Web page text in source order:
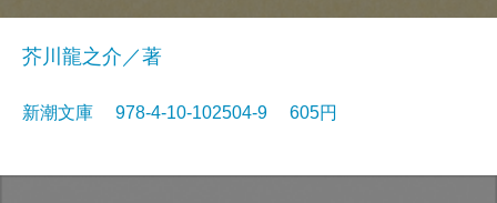
芥川龍之介／著
新潮文庫 978-4-10-102504-9 605円